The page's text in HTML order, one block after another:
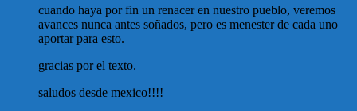
cuando haya por fin un renacer en nuestro pueblo, veremos
avances nunca antes soñados, pero es menester de cada uno
aportar para esto.
gracias por el texto.
saludos desde mexico!!!!